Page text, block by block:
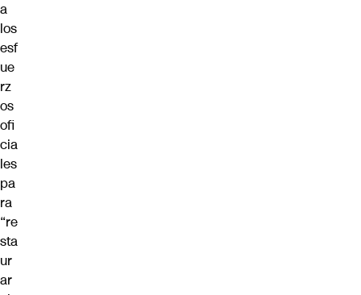
a
los
esf
ue
rz
os
ofi
cia
les
pa
ra
“re
sta
ur
ar